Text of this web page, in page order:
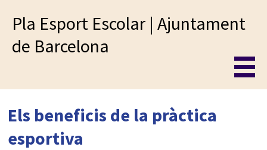
Pla Esport Escolar | Ajuntament
de Barcelona
Els beneficis de la pràctica
esportiva